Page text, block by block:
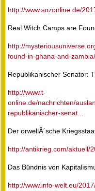
http://www.sozonline.de/
Real Witch Camps are
http://
found-in-ghana-and-zambia/
Republikanischer Senator:
http://www.t-
online.de/nachrichten/
republikanischer-senat...
Der orwellÂ´sche
http://antikrieg.com/aktuell/
Das Bündnis von
http://www.info-welt.eu/